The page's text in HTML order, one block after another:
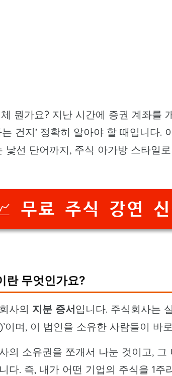
뭔가요? 지난 시간에 증권 계좌를
건지’ 정확히 알아야 할 때입니다.
낯선 단어까지, 주식 아가방 스타일
무료 주식 강연 신
란 무엇인가요?
사의 지분 증서입니다. 주식회사는
이며, 이 법인을 소유한 사람들이 바
의 소유권을 쪼개서 나눈 것이고, 그
다. 즉, 내가 어떤 기업의 주식을 1주